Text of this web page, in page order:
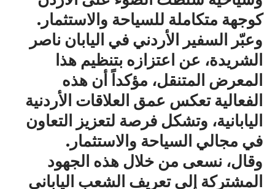
كوجهة متكاملة للسياحة والاستثمار.
وعبّر السفير الأردني في اليابان ناصر
الشريدة، عن اعتزازه بتنظيم هذا
المعرض المتنقل، مؤكداً أن هذه
الفعالية تعكس عمق العلاقات الأردنية
اليابانية، وتشكل فرصة لتعزيز التعاون
في مجالي السياحة والاستثمار.
وقال، نسعى من خلال هذه الجهود
المشتركة إلى تعريف الشعب الياباني